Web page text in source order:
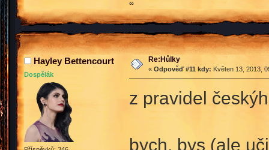
∞
Hayley Bettencourt
Dospělák
Re:Hůlky
« Odpověď #11 kdy: Květen 13, 2013,
z pravidel
bych, bys (ale